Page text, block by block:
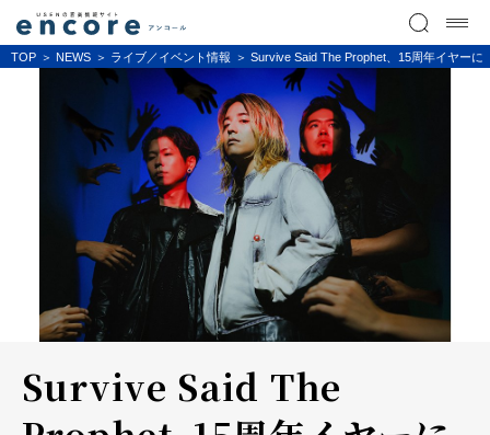
TOP NEWS ライブ／イベント情報 Survive Said The Prophet、15周年イヤー
Survive Said The